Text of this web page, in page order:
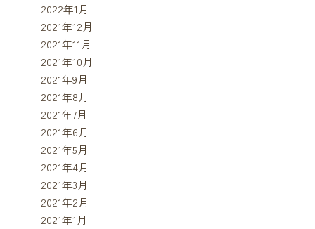
2022年1月
2021年12月
2021年11月
2021年10月
2021年9月
2021年8月
2021年7月
2021年6月
2021年5月
2021年4月
2021年3月
2021年2月
2021年1月